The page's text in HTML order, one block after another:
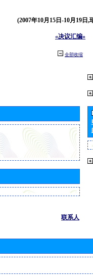
(2007年10月15日-10月19日,
«决议汇编»
全部收缩
联系人